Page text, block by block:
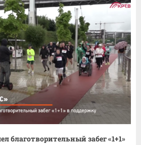
благотворительный забег «1+1»